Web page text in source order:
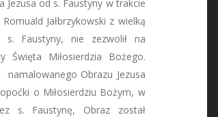
Jezusa od s. Faustyny w trakcie
Jałbrzykowski z wielką
s. Faustyny, nie zezwolił na
Święta Miłosierdzia Bożego.
Obrazu Jezusa
o Miłosierdziu Bożym, w
s. Faustynę, Obraz został